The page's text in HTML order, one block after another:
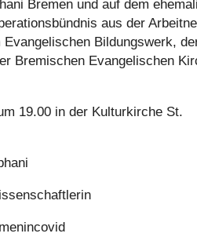
Bremen und auf dem
aus der
Bil­dungs­werk,
Bre­mi­schen Evan­ge­li­schen
19.00 in der Kul­tur­kir­che St.